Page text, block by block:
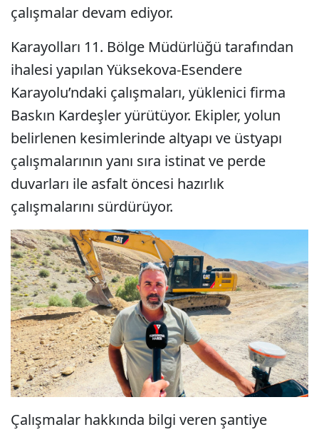
çalışmalar devam ediyor.
Karayolları 11. Bölge Müdürlüğü tarafından
ihalesi yapılan Yüksekova-Esendere
Karayolu’ndaki çalışmaları, yüklenici firma
Baskın Kardeşler yürütüyor. Ekipler, yolun
belirlenen kesimlerinde altyapı ve üstyapı
çalışmalarının yanı sıra istinat ve perde
duvarları ile asfalt öncesi hazırlık
çalışmalarını sürdürüyor.
Çalışmalar hakkında bilgi veren şantiye